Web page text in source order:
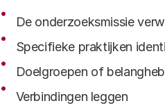
De onderzoeksmissie
Specifieke praktijken
Doelgroepen of
Verbindingen leggen